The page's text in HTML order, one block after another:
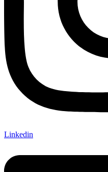
Linkedin